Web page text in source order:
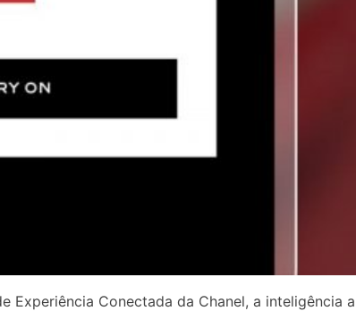
Conectada da Chanel, a inteligência